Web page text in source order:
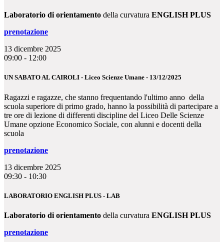
Laboratorio di orientamento della curvatura ENGLISH PLUS
prenotazione
13 dicembre 2025
09:00 - 12:00
UN SABATO AL CAIROLI - Liceo Scienze Umane - 13/12/2025
Ragazzi e ragazze, che stanno frequentando l'ultimo anno della
scuola superiore di primo grado, hanno la possibilità di partecipare a
tre ore di lezione di differenti discipline del Liceo Delle Scienze
Umane opzione Economico Sociale, con alunni e docenti della
scuola
prenotazione
13 dicembre 2025
09:30 - 10:30
LABORATORIO ENGLISH PLUS - LAB
Laboratorio di orientamento della curvatura ENGLISH PLUS
prenotazione